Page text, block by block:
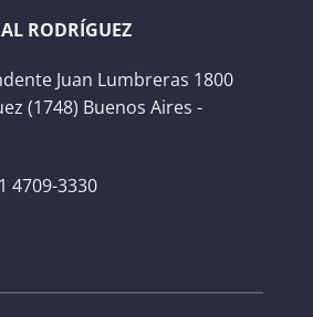
RODRÍGUEZ
Juan Lumbreras 1800
(1748) Buenos Aires -
4709-3330